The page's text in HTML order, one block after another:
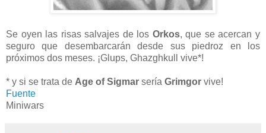
Se oyen las risas salvajes de los Orkos, que se acercan y
seguro que desembarcarán desde sus piedroz en los
próximos dos meses. ¡Glups, Ghazghkull vive*!
* y si se trata de Age of Sigmar sería Grimgor vive!
Fuente
Miniwars